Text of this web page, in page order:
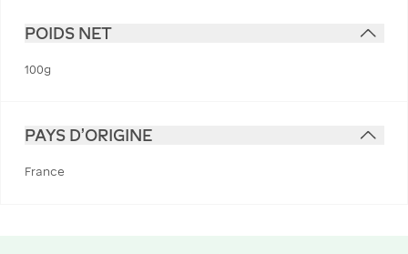
POIDS NET
100g
PAYS D'ORIGINE
France